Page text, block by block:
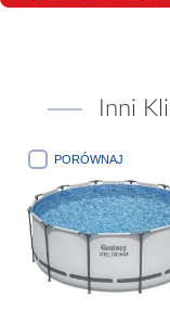
Inni
PORÓWNAJ